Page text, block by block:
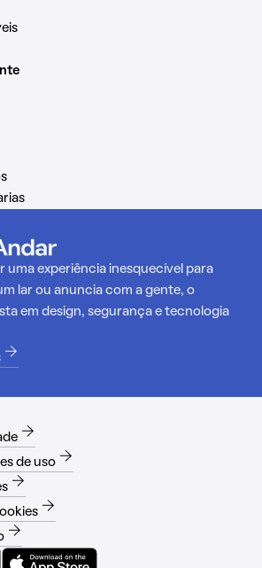
uma experiência inesquecível para
lar ou anuncia com a gente, o
em design, segurança e tecnologia
de uso